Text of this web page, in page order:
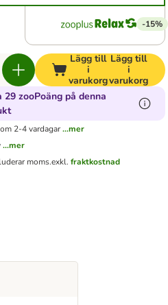
-15%
Lägg till
i
varukorg
Lägg till
i
varukorg
29 zooPoäng på denna
2-4 vardagar ...mer
...mer
moms.exkl.fraktkostnad